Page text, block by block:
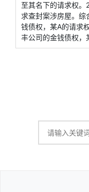
至其名下的请求权
求查封案涉房屋。
钱债权，某A的请求
丰公司的金钱债权，